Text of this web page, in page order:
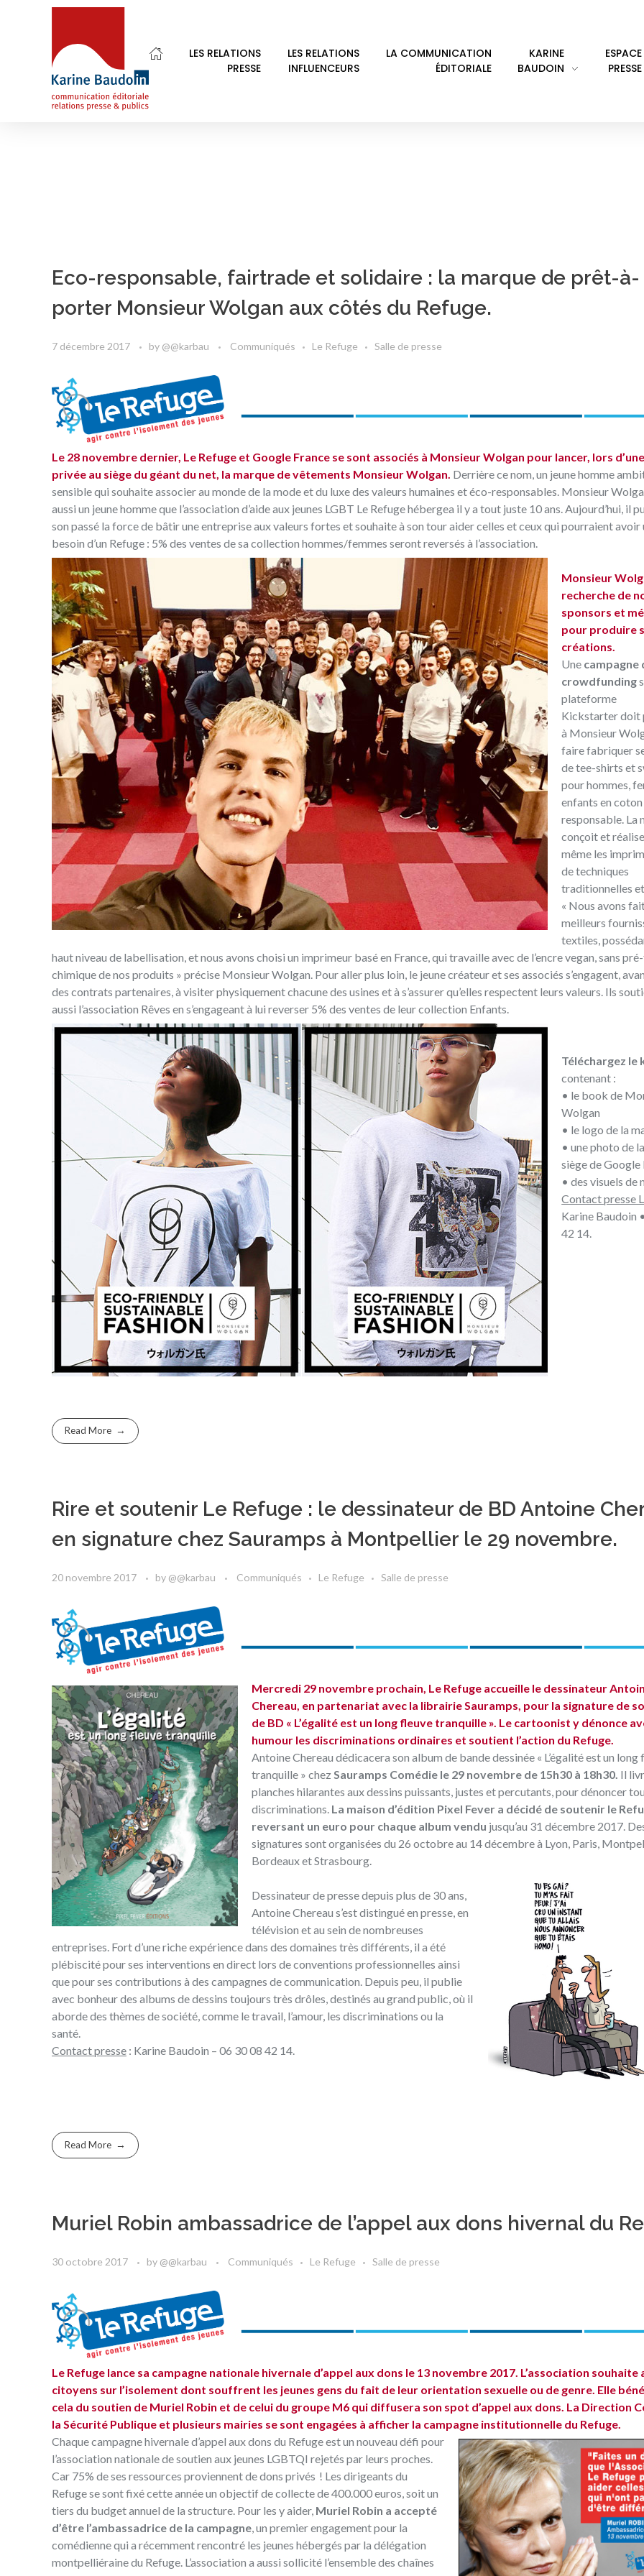
LES RELATIONS
PRESSE
LES RELATIONS
INFLUENCEURS
LA COMMUNICATION
ÉDITORIALE
KARINE
BAUDOIN
ESPACE
PRESSE
Home
POSTS IN CATEGORY: LE REFUGE
Eco-responsable, fairtrade et solidaire : la marque de prêt-à-
porter Monsieur Wolgan aux côtés du Refuge.
7 décembre 2017 by @@karbau Communiqués Le Refuge Salle de presse
Le 28 novembre dernier, Le Refuge et Google France se sont associés à Monsieur Wolgan pour lancer, lors
privée au siège du géant du net, la marque de vêtements Monsieur Wolgan. Derrière ce nom, un jeune homme
sensible qui souhaite associer au monde de la mode et du luxe des valeurs humaines et éco-responsables. Monsieur
aussi un jeune homme que l’association d’aide aux jeunes LGBT Le Refugehébergea il y a tout juste 10 ans. Aujourd’hui, il
son passé la force de bâtir une entreprise aux valeurs fortes et souhaite à son tour aider celles et ceux qui pourraient avoir
besoin d’un Refuge : 5% des ventes de sa collection hommes/femmes seront reversés à l’association.
Monsieur
recherche de
sponsors et
pour produire
créations.
Une campagne
crowdfunding
plateforme
Kickstarterdoit
à Monsieur
faire fabriquer
de tee-shirts et
pour hommes,
enfants en
responsable. La
conçoit et
même les
de techniques
traditionnelles
« Nous avons
meilleurs
textiles,
haut niveau de labellisation, et nous avons choisi un imprimeur basé en France, qui travaille avec de l’encre vegan, sans
chimique de nos produits » précise Monsieur Wolgan. Pour aller plus loin, le jeune créateur et ses associés s’engagent,
des contrats partenaires, à visiter physiquement chacune des usines et à s’assurer qu’elles respectent leurs valeurs. Ils
aussi l’association Rêves en s’engageant à lui reverser 5% des ventes de leur collection Enfants.
Téléchargez le
contenant :
• le book de
Wolgan
• le logo de la
• une photo de
siège de Google
• des visuels de
Contact presse
Karine Baudoin
42 14.
Read More
Rire et soutenir Le Refuge : le dessinateur de BD Antoine
en signature chez Sauramps à Montpellier le 29 novembre.
20 novembre 2017 by @@karbau Communiqués Le Refuge Salle de presse
Mercredi 29 novembre prochain, Le Refuge accueille le dessinateur
Chereau, en partenariat avec la librairie Sauramps, pour la signature de
de BD « L’égalité est un long fleuve tranquille ». Le cartoonist y dénonce
humour les discriminations ordinaires et soutient l’action du Refuge.
Antoine Chereau dédicacera son album de bande dessinée « L’égalité est un long
tranquille » chez Sauramps Comédie le 29 novembre de 15h30 à 18h30. Il
planches hilarantes aux dessins puissants, justes et percutants, pour dénoncer
discriminations. La maison d’édition Pixel Fever a décidé de soutenir le
reversant un euro pour chaque album vendu jusqu’au 31 décembre 2017.
signatures sont organisées du 26 octobre au 14 décembre à Lyon, Paris,
Bordeaux et Strasbourg.
Dessinateur de presse depuis plus de 30 ans,
Antoine Chereau s’est distingué en presse, en
télévision et au sein de nombreuses
entreprises. Fort d’une riche expérience dans des domaines très différents, il a été
plébiscité pour ses interventions en direct lors de conventions professionnelles ainsi
que pour ses contributions à des campagnes de communication. Depuis peu, il publie
avec bonheur des albums de dessins toujours très drôles, destinés au grand public, où il
aborde des thèmes de société, comme le travail, l’amour, les discriminations ou la
santé.
Contact presse : Karine Baudoin – 06 30 08 42 14.
Read More
Muriel Robin ambassadrice de l’appel aux dons hivernal du
30 octobre 2017 by @@karbau Communiqués Le Refuge Salle de presse
Le Refuge lance sa campagne nationale hivernale d’appel aux dons le 13 novembre 2017. L’association
citoyens sur l’isolement dont souffrent les jeunes gens du fait de leur orientation sexuelle ou de genre. Elle
cela du soutien de Muriel Robin et de celui du groupe M6 qui diffusera son spot d’appel aux dons. La Direction
la Sécurité Publique et plusieurs mairies se sont engagées à afficher la campagne institutionnelle du Refuge.
Chaque campagne hivernale d’appel aux dons du Refuge est un nouveau défi pour
l’association nationale de soutien aux jeunes LGBTQI rejetés par leurs proches.
Car 75% de ses ressources proviennent de dons privés ! Les dirigeants du
Refuge se sont fixé cette année un objectif de collecte de 400.000 euros, soit un
tiers du budget annuel de la structure. Pour les y aider, Muriel Robin a accepté
d’être l’ambassadrice de la campagne , un premier engagement pour la
comédienne qui a récemment rencontré les jeunes hébergés par la délégation
montpelliéraine du Refuge. L’association a aussi sollicité l’ensemble des chaînes